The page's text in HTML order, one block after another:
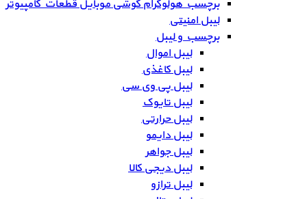
برچسب هولوگرام گوشی موبایل قطعات کامپیوتر
لیبل امنیتی
برچسب و لیبل
لیبل اموال
لیبل کاغذی
لیبل پی وی سی
لیبل تایوک
لیبل حرارتی
لیبل دایمو
لیبل جواهر
لیبل دیجی کالا
لیبل ترازو